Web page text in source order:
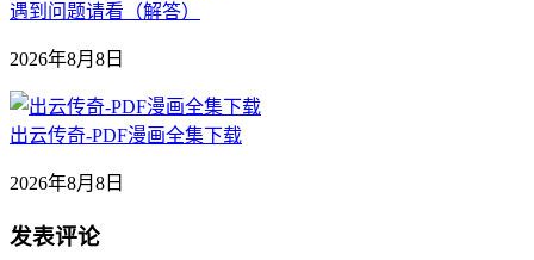
遇到问题请看（解答）
2026年8月8日
出云传奇-PDF漫画全集下载
2026年8月8日
发表评论